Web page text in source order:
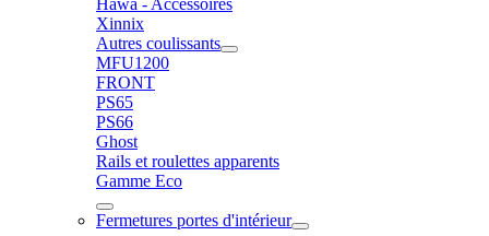
Hawa - Accessoires
Xinnix
Autres coulissants
MFU1200
FRONT
PS65
PS66
Ghost
Rails et roulettes apparents
Gamme Eco
Fermetures portes d'intérieur